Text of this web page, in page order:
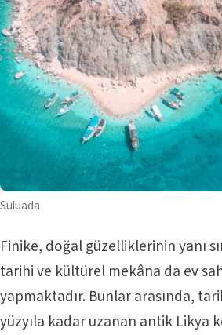
Suluada
Finike, doğal güzelliklerinin yanı
tarihi ve kültürel mekâna da ev
yapmaktadır. Bunlar arasında,
yüzyıla kadar uzanan antik Likya